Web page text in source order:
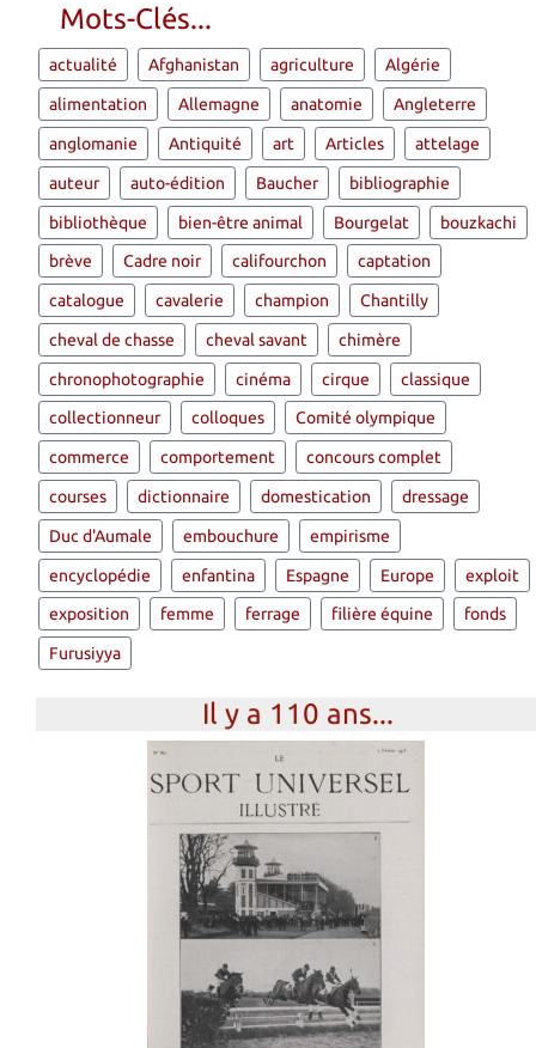
Mots-Clés...
actualité Afghanistan agriculture Algérie
alimentation Allemagne anatomie Angleterre
anglomanie Antiquité art Articles attelage
auteur auto-édition Baucher bibliographie
bibliothèque bien-être animal Bourgelat bouzkachi
brève Cadre noir califourchon captation
catalogue cavalerie champion Chantilly
cheval de chasse cheval savant chimère
chronophotographie cinéma cirque classique
collectionneur colloques Comité olympique
commerce comportement concours complet
courses dictionnaire domestication dressage
Duc d'Aumale embouchure empirisme
encyclopédie enfantina Espagne Europe exploit
exposition femme ferrage filière équine fonds
Furusiyya
Il y a 110 ans...